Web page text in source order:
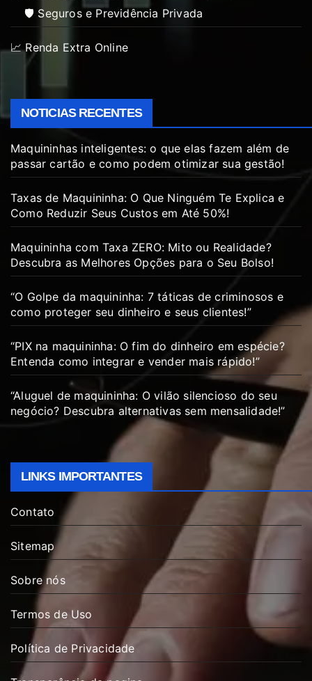
🛡️ Seguros e Previdência Privada
📈 Renda Extra Online
NOTICIAS RECENTES
Maquininhas inteligentes: o que elas fazem além de
passar cartão e como podem otimizar sua gestão!
Taxas de Maquininha: O Que Ninguém Te Explica e
Como Reduzir Seus Custos em Até 50%!
Maquininha com Taxa ZERO: Mito ou Realidade?
Descubra as Melhores Opções para o Seu Bolso!
“O Golpe da maquininha: 7 táticas de criminosos e
como proteger seu dinheiro e seus clientes!”
“PIX na maquininha: O fim do dinheiro em espécie?
Entenda como integrar e vender mais rápido!”
“Aluguel de maquininha: O vilão silencioso do seu
negócio? Descubra alternativas sem mensalidade!”
LINKS IMPORTANTES
Contato
Sitemap
Sobre nós
Termos de Uso
Política de Privacidade